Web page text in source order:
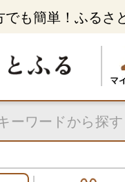
でも簡単！ふるさ